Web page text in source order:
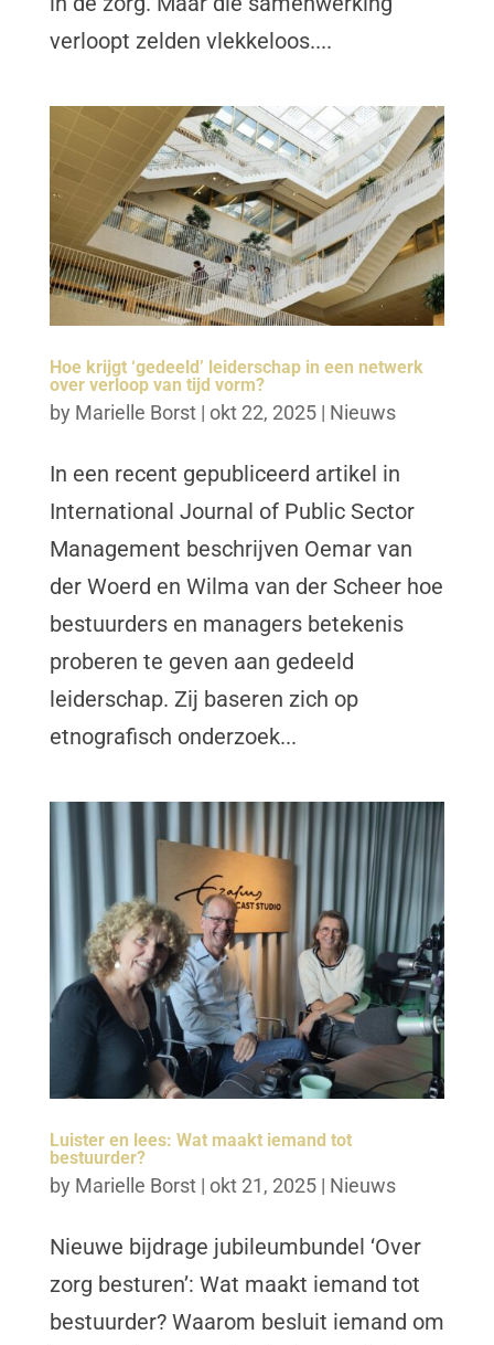
verloopt zelden vlekkeloos....
Hoe krijgt ‘gedeeld’ leiderschap in een netwerk
over verloop van tijd vorm?
by Marielle Borst| okt 22, 2025| Nieuws
In een recent gepubliceerd artikel in
International Journal of Public Sector
Management beschrijven Oemar van
der Woerd en Wilma van der Scheer hoe
bestuurders en managers betekenis
proberen te geven aan gedeeld
leiderschap. Zij baseren zich op
etnografisch onderzoek...
Luister en lees: Wat maakt iemand tot
bestuurder?
by Marielle Borst| okt 21, 2025| Nieuws
Nieuwe bijdrage jubileumbundel ‘Over
zorg besturen’: Wat maakt iemand tot
bestuurder? Waarom besluit iemand om